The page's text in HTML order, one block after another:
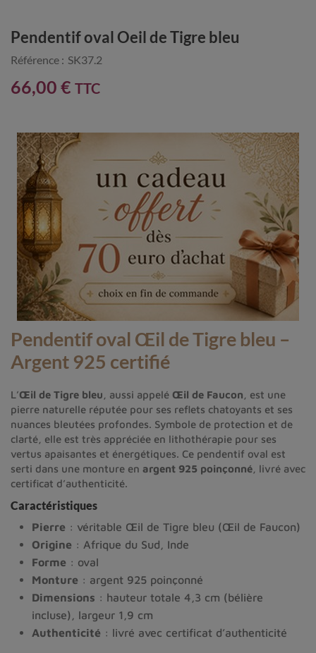
Pendentif oval Oeil de Tigre bleu
Référence : SK37.2
66,00 € TTC
Pendentif oval Œil de Tigre bleu –
Argent 925 certifié
L’Œil de Tigre bleu , aussi appelé Œil de Faucon , est une
pierre naturelle réputée pour ses reflets chatoyants et ses
nuances bleutées profondes. Symbole de protection et de
clarté, elle est très appréciée en lithothérapie pour ses
vertus apaisantes et énergétiques. Ce pendentif oval est
serti dans une monture en argent 925 poinçonné , livré avec
certificat d’authenticité.
Caractéristiques
Pierre : véritable Œil de Tigre bleu (Œil de Faucon)
Origine : Afrique du Sud, Inde
Forme : oval
Monture : argent 925 poinçonné
Dimensions : hauteur totale 4,3 cm (bélière
incluse), largeur 1,9 cm
Authenticité : livré avec certificat d’authenticité